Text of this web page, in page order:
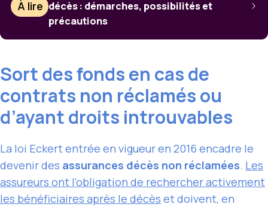
À lire décès : démarches, possibilités et
précautions
Sort des fonds en cas de
contrats non réclamés ou
d’ayant droits introuvables
La loi Eckert entrée en vigueur en 2016 encadre le
devenir des assurances décès non réclamées. Les
assureurs ont l’obligation de rechercher activement
les bénéficiaires après le décès et doivent, en